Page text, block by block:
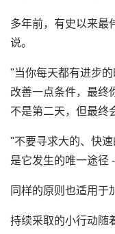
多年前，有史以来最
说。
"当你每天都有进步
改善一点条件，最终
不是第二天，但最终
"不要寻求大的、快
是它发生的唯一途径
同样的原则也适用于
持续采取的小行动随